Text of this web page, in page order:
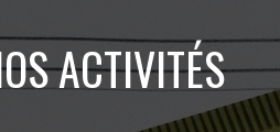
ACTIVITÉS